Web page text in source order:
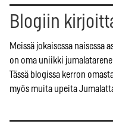
Blogiin
Meissä jokaisessa naisessa
on oma uniikki
Tässä blogissa kerron
myös muita upeita